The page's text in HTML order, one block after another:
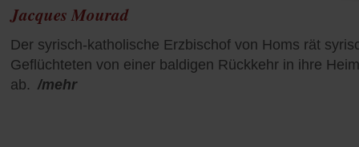
Jacques Mourad
Der syrisch-katholische Erzbischof von Homs rät
Geflüchteten von einer baldigen Rückkehr in ihre
ab. /mehr